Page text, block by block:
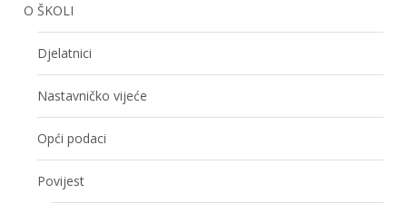
O ŠKOLI
Djelatnici
Nastavničko vijeće
Opći podaci
Povijest